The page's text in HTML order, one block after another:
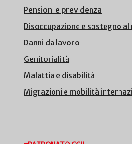
Pensioni e previdenza
Disoccupazione e sostegno
Danni da lavoro
Genitorialità
Malattia e disabilità
Migrazioni e mobilità